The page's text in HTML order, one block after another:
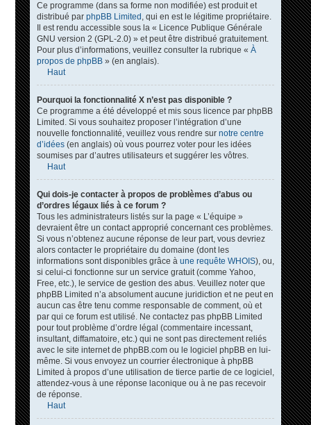
Ce programme (dans sa forme non modifiée) est produit et
distribué par phpBB Limited , qui en est le légitime propriétaire.
Il est rendu accessible sous la « Licence Publique Générale
GNU version 2 (GPL-2.0) » et peut être distribué gratuitement.
Pour plus d’informations, veuillez consulter la rubrique « À
propos de phpBB» (en anglais).
Haut
Pourquoi la fonctionnalité X n’est pas disponible ?
Ce programme a été développé et mis sous licence par phpBB
Limited. Si vous souhaitez proposer l’intégration d’une
nouvelle fonctionnalité, veuillez vous rendre sur notre centre
d’idées(en anglais) où vous pourrez voter pour les idées
soumises par d’autres utilisateurs et suggérer les vôtres.
Haut
Qui dois-je contacter à propos de problèmes d’abus ou
d’ordres légaux liés à ce forum ?
Tous les administrateurs listés sur la page « L’équipe »
devraient être un contact approprié concernant ces problèmes.
Si vous n’obtenez aucune réponse de leur part, vous devriez
alors contacter le propriétaire du domaine (dont les
informations sont disponibles grâce à une requête WHOIS), ou,
si celui-ci fonctionne sur un service gratuit (comme Yahoo,
Free, etc.), le service de gestion des abus. Veuillez noter que
phpBB Limited n’a absolument aucune juridiction et ne peut en
aucun cas être tenu comme responsable de comment, où et
par qui ce forum est utilisé. Ne contactez pas phpBB Limited
pour tout problème d’ordre légal (commentaire incessant,
insultant, diffamatoire, etc.) qui ne sont pas directement reliés
avec le site internet de phpBB.com ou le logiciel phpBB en lui-
même. Si vous envoyez un courrier électronique à phpBB
Limited à propos d’une utilisation de tierce partie de ce logiciel,
attendez-vous à une réponse laconique ou à ne pas recevoir
de réponse.
Haut